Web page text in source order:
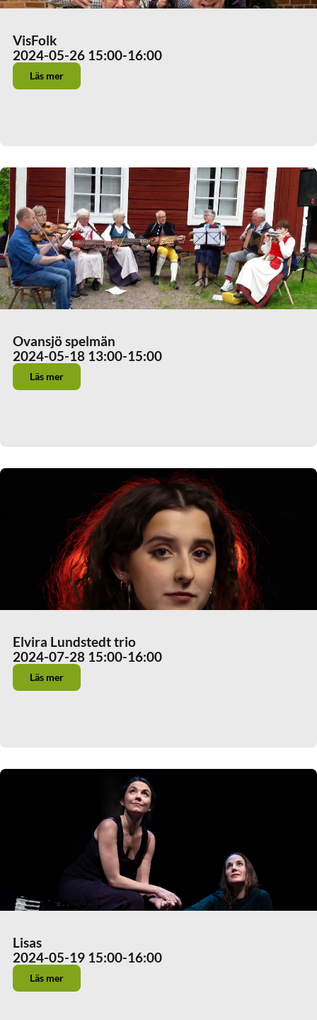
VisFolk
2024-05-26 15:00-16:00
Läs mer
Ovansjö spelmän
2024-05-18 13:00-15:00
Läs mer
Elvira Lundstedt trio
2024-07-28 15:00-16:00
Läs mer
Lisas
2024-05-19 15:00-16:00
Läs mer